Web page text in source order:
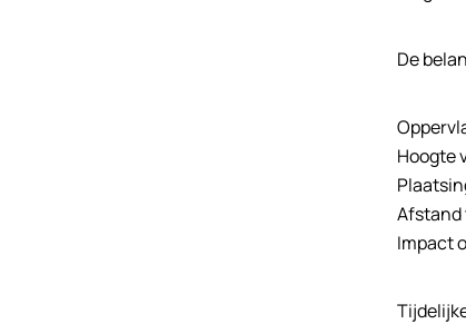
De
Hoogte
Afstand
Impact